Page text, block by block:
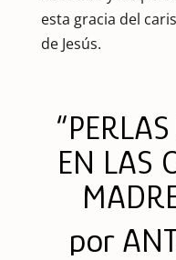
esta gracia del
de Jesús.
EN LAS
por